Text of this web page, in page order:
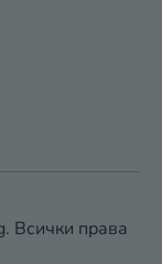
. Всички права